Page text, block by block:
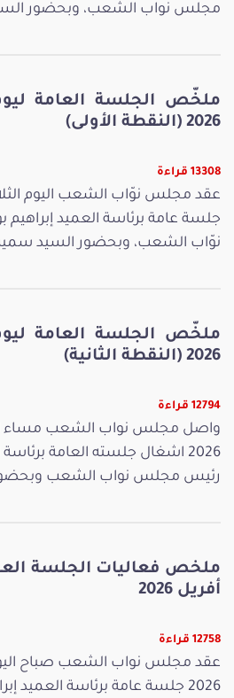
مجلس نواب الشعب، وبحضور السيّد
2026 (النقطة الأولى)
13308 قراءة
جلسة عامة برئاسة العميد
نوّاب الشعب، وبحضور السيد سمير
2026 (النقطة الثانية)
12794 قراءة
2026 اشغال جلسته العامة
رئيس مجلس نواب الشعب
أفريل 2026
12758 قراءة
2026 جلسة عامة برئاسة العميد